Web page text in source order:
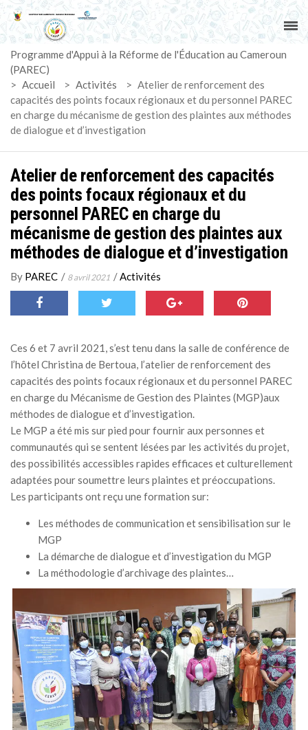
ACCUEIL
PAREC
ACTUALITÉS
LE CG
ACTIVITÉS
DOCUMENTS
MARCHÉS
SUIVI-EVALUATION
MÉDIA
LANGUES
Programme d'Appui à la Réforme de l'Éducation au Cameroun
(PAREC)
> Accueil > Activités > Atelier de renforcement des
capacités des points focaux régionaux et du personnel PAREC
en charge du mécanisme de gestion des plaintes aux méthodes
de dialogue et d’investigation
Atelier de renforcement des capacités
des points focaux régionaux et du
personnel PAREC en charge du
mécanisme de gestion des plaintes aux
méthodes de dialogue et d’investigation
By PAREC / 8 avril 2021 /Activités
Ces 6 et 7 avril 2021, s’est tenu dans la salle de conférence de
l’hôtel Christina de Bertoua, l’atelier de renforcement des
capacités des points focaux régionaux et du personnel PAREC
en charge du Mécanisme de Gestion des Plaintes (MGP)aux
méthodes de dialogue et d’investigation.
Le MGP a été mis sur pied pour fournir aux personnes et
communautés qui se sentent lésées par les activités du projet,
des possibilités accessibles rapides efficaces et culturellement
adaptées pour soumettre leurs plaintes et préoccupations.
Les participants ont reçu une formation sur:
Les méthodes de communication et sensibilisation sur le
MGP
La démarche de dialogue et d’investigation du MGP
La méthodologie d’archivage des plaintes…